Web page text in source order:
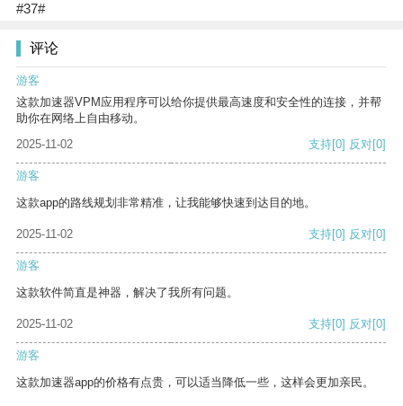
#37#
评论
游客
这款加速器VPM应用程序可以给你提供最高速度和安全性的连接，并帮
助你在网络上自由移动。
2025-11-02
支持[0] 反对[0]
游客
这款app的路线规划非常精准，让我能够快速到达目的地。
2025-11-02 支持[0] 反对[0]
游客
这款软件简直是神器，解决了我所有问题。
2025-11-02 支持[0] 反对[0]
游客
这款加速器app的价格有点贵，可以适当降低一些，这样会更加亲民。